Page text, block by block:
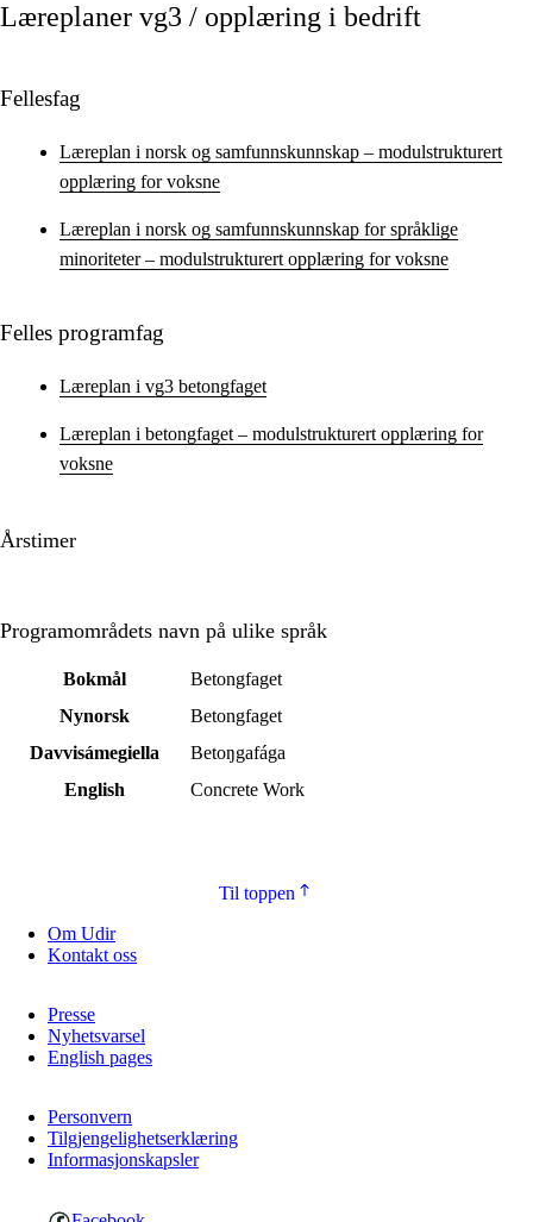
Læreplaner vg3 / opplæring i bedrift
Fellesfag
Læreplan i norsk og samfunnskunnskap – modulstrukturert
opplæring for voksne
Læreplan i norsk og samfunnskunnskap for språklige
minoriteter – modulstrukturert opplæring for voksne
Felles programfag
Læreplan i vg3 betongfaget
Læreplan i betongfaget – modulstrukturert opplæring for
voksne
Årstimer
Programområdets navn på ulike språk
Bokmål
Betongfaget
Nynorsk
Betongfaget
Davvisámegiella
Betoŋgafága
English
Concrete Work
Til toppen
Om Udir
Kontakt oss
Presse
Nyhetsvarsel
English pages
Personvern
Tilgjengelighetserklæring
Informasjonskapsler